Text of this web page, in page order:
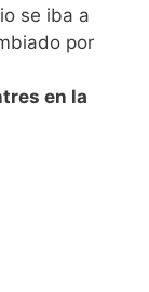
se iba a
por
en la